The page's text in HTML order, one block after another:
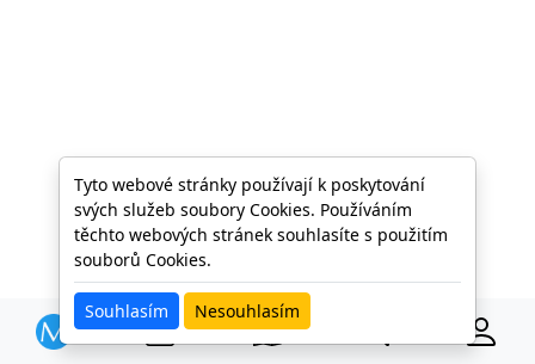
Tyto webové stránky používají k poskytování
svých služeb soubory Cookies. Používáním
těchto webových stránek souhlasíte s použitím
souborů Cookies.
Souhlasím Nesouhlasím